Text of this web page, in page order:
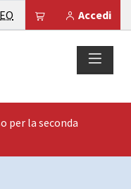
Accedi
Il tuo carrello è
EO Esperanto
per la seconda